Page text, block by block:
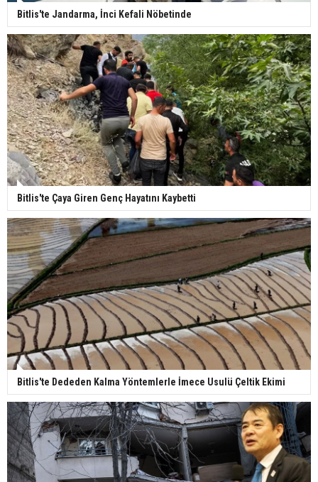
Bitlis'te Jandarma, İnci Kefali Nöbetinde
Bitlis'te Çaya Giren Genç Hayatını Kaybetti
Bitlis'te Dededen Kalma Yöntemlerle İmece Usulü Çeltik Ekimi